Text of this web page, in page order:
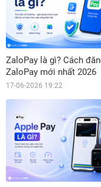
ZaloPay là gì? Cách
ZaloPay mới nhất 2026
17-06-2026 19:22